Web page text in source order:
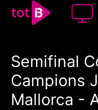
00:00 00:00
1x
Semifinal
Campions
Mallorca -